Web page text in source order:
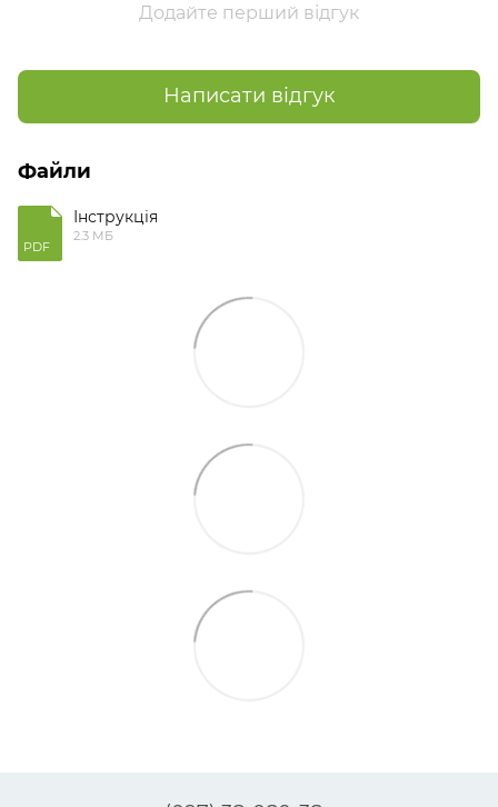
Додайте перший відгук
Написати відгук
Файли
PDF
Інструкція
2.3 МБ